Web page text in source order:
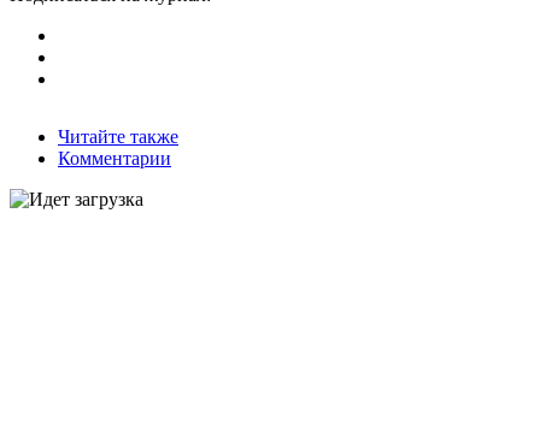
Читайте также
Комментарии